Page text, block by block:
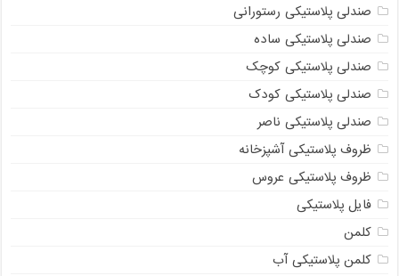
صندلی پلاستیکی رستورانی
صندلی پلاستیکی ساده
صندلی پلاستیکی کوچک
صندلی پلاستیکی کودک
صندلی پلاستیکی ناصر
ظروف پلاستیکی آشپزخانه
ظروف پلاستیکی عروس
فایل پلاستیکی
کلمن
کلمن پلاستیکی آب